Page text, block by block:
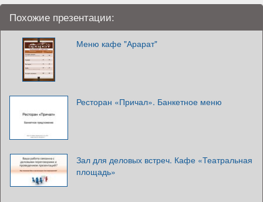
Похожие презентации:
Меню кафе "Арарат"
Ресторан «Причал». Банкетное меню
Зал для деловых встреч. Кафе «Театральная
площадь»